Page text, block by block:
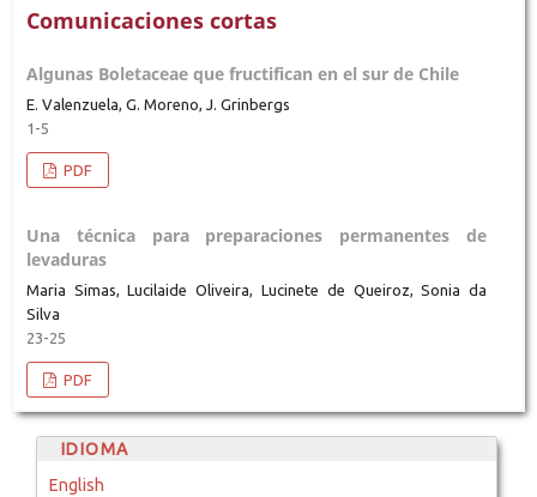
Comunicaciones cortas
Algunas Boletaceae que fructifican en el sur de Chile
E. Valenzuela, G. Moreno, J. Grinbergs
1-5
PDF
Una técnica para preparaciones permanentes de
levaduras
Maria Simas, Lucilaide Oliveira, Lucinete de Queiroz, Sonia da
Silva
23-25
PDF
IDIOMA
English